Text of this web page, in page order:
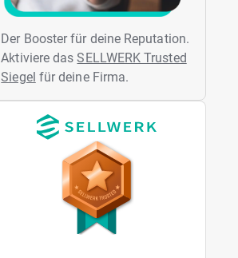
Der Booster für deine Reputation.
Aktiviere dasSELLWERK Trusted
Siegel für deine Firma.